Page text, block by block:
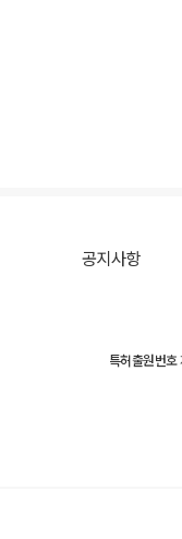
공지사항
특허출원번호